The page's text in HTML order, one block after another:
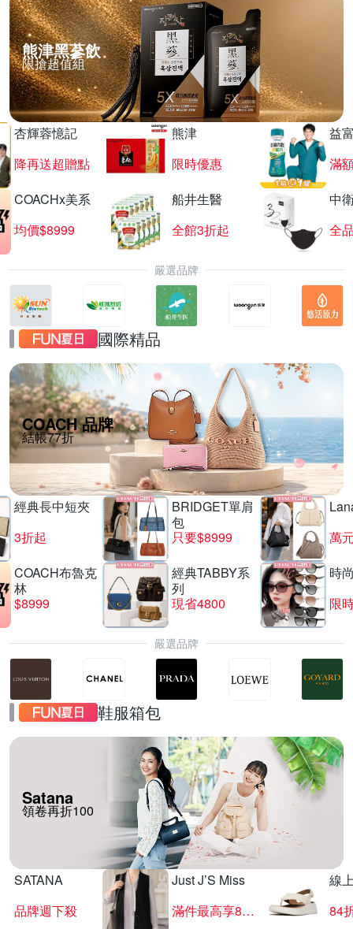
熊津黑蔘飲
限搶超值組
杏輝蓉憶記
降再送超贈點
熊津
限時優惠
益
滿
COACHx美系
均價$8999
船井生醫
全館3折起
中
全
嚴選品牌
國際精品
COACH 品牌
結帳77折
經典長中短夾
3折起
BRIDGET單肩
包
只要$8999
萬
COACH布魯克
林
$8999
經典TABBY系
列
現省4800
時
限
嚴選品牌
鞋服箱包
Satana
領卷再折100
SATANA
品牌週下殺
Just J’S Miss
滿件最高享85折
線
84